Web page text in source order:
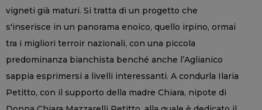
vigneti già maturi. Si tratta di un progetto che
s'inserisce in un panorama enoico, quello irpino, ormai
tra i migliori terroir nazionali, con una piccola
predominanza bianchista benché anche l’Aglianico
sappia esprimersi a livelli interessanti. A condurla Ilaria
Petitto, con il supporto della madre Chiara, nipote di